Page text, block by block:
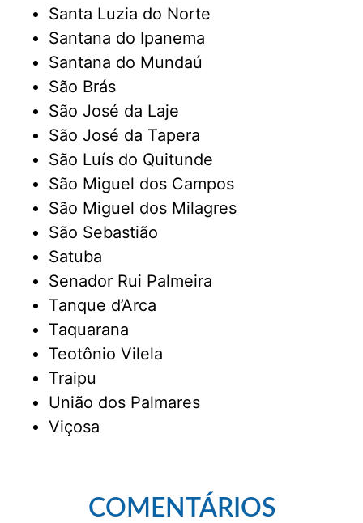
Santa Luzia do Norte
Santana do Ipanema
Santana do Mundaú
São Brás
São José da Laje
São José da Tapera
São Luís do Quitunde
São Miguel dos Campos
São Miguel dos Milagres
São Sebastião
Satuba
Senador Rui Palmeira
Tanque d’Arca
Taquarana
Teotônio Vilela
Traipu
União dos Palmares
Viçosa
COMENTÁRIOS